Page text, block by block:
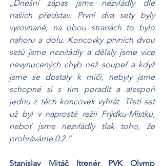
„Dnešní zápas jsme nezvládly dle
našich představ. První dva sety byly
vyrovnané, na obou stranách to bylo
nahoru a dolu. Koncovky prvních dvou
setů jsme nezvládly a dělaly jsme více
nevynucených chyb než soupeř a když
jsme se dostaly k míči, nebyly jsme
schopné si s tím poradit a alespoň
jednu z těch koncovek vyhrát. Třetí set
už byl v naprosté režii Frýdku-Místku,
neboť jsme nezvládly tlak toho, že
prohráváme 0:2.“
Stanislav Mitáč (trenér PVK Olymp